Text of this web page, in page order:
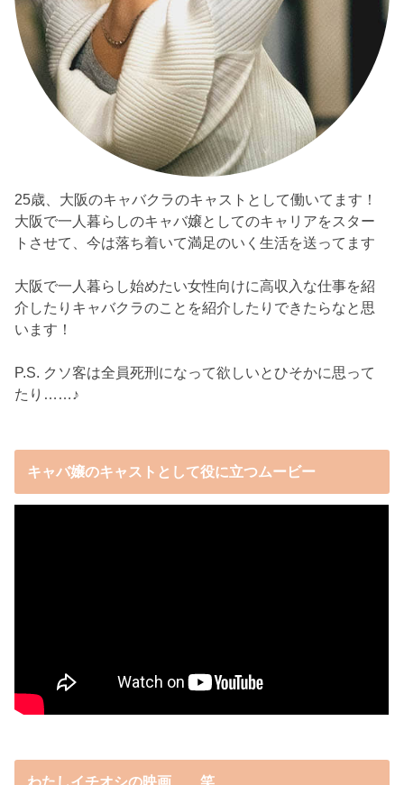
25歳、大阪のキャバクラのキャストとして働いてます！
大阪で一人暮らしのキャバ嬢としてのキャリアをスター
トさせて、今は落ち着いて満足のいく生活を送ってます
大阪で一人暮らし始めたい女性向けに高収入な仕事を紹
介したりキャバクラのことを紹介したりできたらなと思
います！
P.S. クソ客は全員死刑になって欲しいとひそかに思って
たり……♪
キャバ嬢のキャストとして役に立つムービー
わたしイチオシの映画……笑